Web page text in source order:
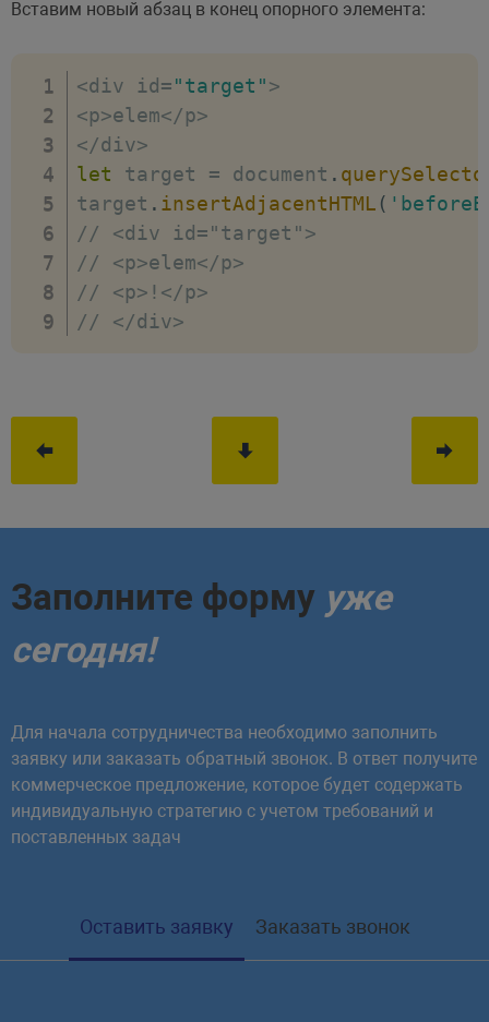
Вставим новый абзац в конец опорного элемента:
<div id="target">
<p>elem</p>
</div>
let target = document .
target . insertAdjacentHTML (
// <div id="target">
// <p>elem</p>
// <p>!</p>
// </div>
Заполните форму уже
сегодня!
Для начала сотрудничества необходимо заполнить
заявку или заказать обратный звонок. В ответ получите
коммерческое предложение, которое будет содержать
индивидуальную стратегию с учетом требований и
поставленных задач
Оставить заявку Заказать звонок